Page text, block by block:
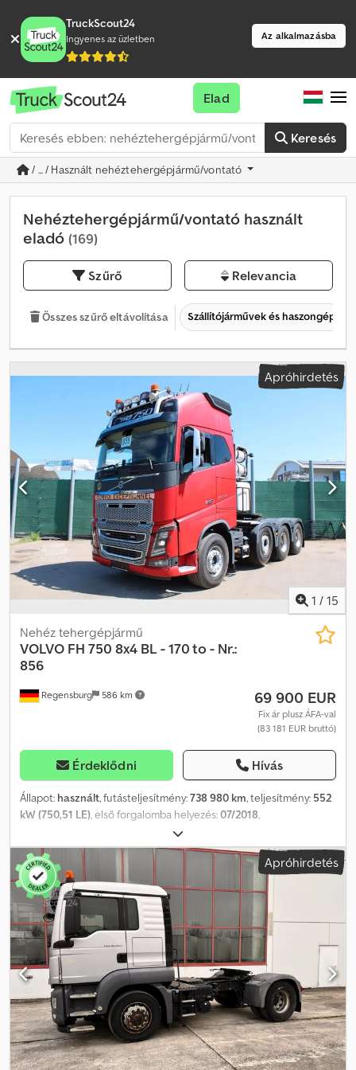
TruckScout24
Ingyenes az üzletben Az alkalmazásba
Keresés
Elad
/ ... / Használt nehéztehergépjármű/vontató
Nehéztehergépjármű/vontató használt
eladó (169)
Szűrő Relevancia
Összes szűrő eltávolítása Szállítójárművek és
Apróhirdetés
1 / 15
Regensburg 586 km
Nehéz tehergépjármű
VOLVO FH 750 8x4 BL - 170 to - Nr.:
856
69 900 EUR
Fix ár plusz ÁFA-val
(83 181 EUR bruttó)
Érdeklődni Hívás
Állapot: használt, futásteljesítmény:738 980 km, teljesítmény: 552
kW (750,51 LE), első forgalomba helyezés:07/2018,
, össztömeg:
3 tengely, fékek:retarder, szín:piros, hajtástípus:automata,
kibocsátási osztály:
, Felszereltség:
ABS, koromszűrő,
légkondicionálás, állófűtés , Járműazonosító szám:
YV2R0P0G0JA832856 Teljes járműsúly: legfeljebb 170 tonna NATO
csatlakozó – pótkocsi-hidraulika Megtett távolság: 738 980 km –
15 313 üzemóra Saját súly: 11 571 kg PL HU – fizetendő ----
GlobetrotterXL vezetőfülke RETARDER, digitális tachográf
Klímaberendezés, állófűtés, 2 fekvőhely, rádió/CD/Bluetooth, útdíj-
rendszerre való előkészítés, multifunkciós kormánykerék,
bőrülések, ülésfűtés, ülés-szellőztetés, hűtőszekrény XENON
fényszórók Laposrugós felfüggesztés elöl + légrugós
felfüggesztés hátul 2. tengely = emelőtengely + kormányozható
tengely Tengelytáv: 3700 x 1370 mm (1–2. tengely között: 2350 mm)
AP tengelyek Dízel üzemanyagtartály a vezetőfülke mögött: 1000 l.
Apróhirdetés